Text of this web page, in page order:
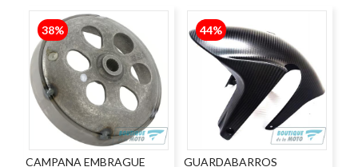
38%
CAMPANA EMBRAGUE
44%
GUARDABARROS